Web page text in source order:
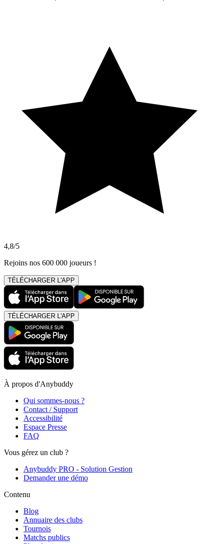
4,8/5
Rejoins nos 600 000 joueurs !
TÉLÉCHARGER L'APP
TÉLÉCHARGER L'APP
À propos d'Anybuddy
Qui sommes-nous ?
Contact / Support
Accessibilité
Espace Presse
FAQ
Vous gérez un club ?
Anybuddy PRO - Solution Gestion
Demander une démo
Contenu
Blog
Annuaire des clubs
Tournois
Matchs publics